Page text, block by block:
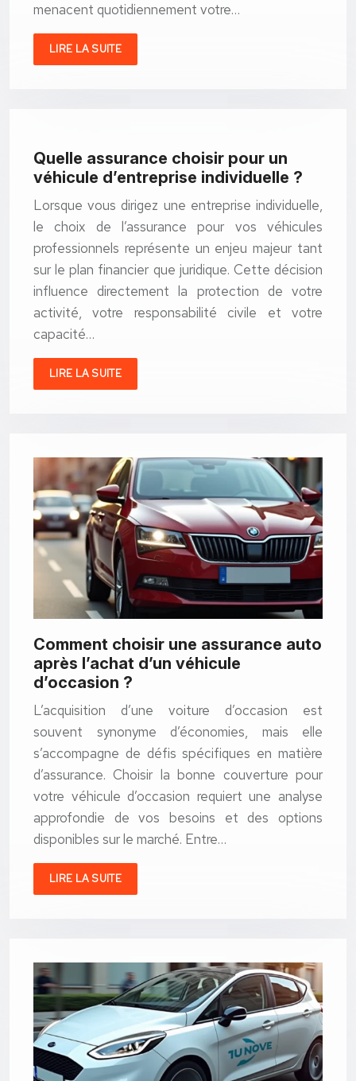
menacent quotidiennement votre…
LIRE LA SUITE
Quelle assurance choisir pour un
véhicule d’entreprise individuelle ?
Lorsque vous dirigez une entreprise individuelle,
le choix de l’assurance pour vos véhicules
professionnels représente un enjeu majeur tant
sur le plan financier que juridique. Cette décision
influence directement la protection de votre
activité, votre responsabilité civile et votre
capacité…
LIRE LA SUITE
Comment choisir une assurance auto
après l’achat d’un véhicule
d’occasion ?
L’acquisition d’une voiture d’occasion est
souvent synonyme d’économies, mais elle
s’accompagne de défis spécifiques en matière
d’assurance. Choisir la bonne couverture pour
votre véhicule d’occasion requiert une analyse
approfondie de vos besoins et des options
disponibles sur le marché. Entre…
LIRE LA SUITE